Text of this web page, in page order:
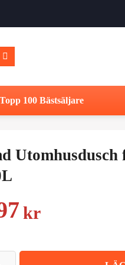
Topp 100 Bästsäljare
krDet
priset